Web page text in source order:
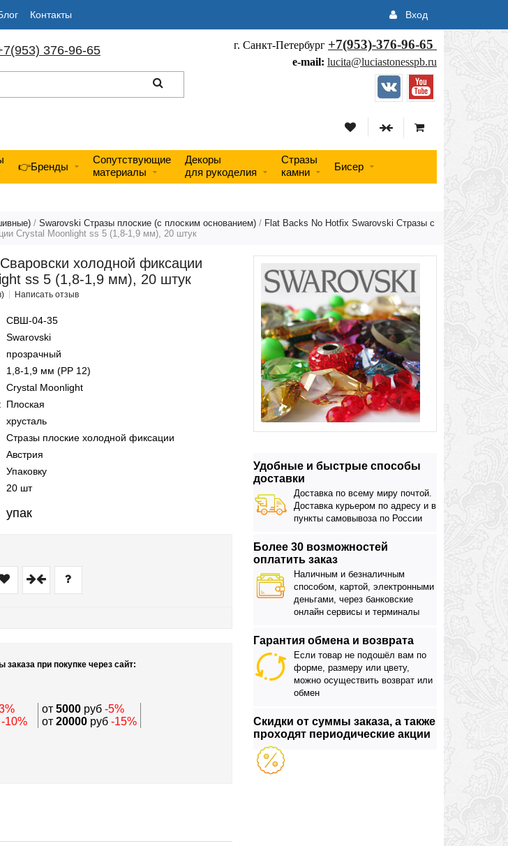
Контакты Вход
г. Санкт-Петербург +7(953)-376-96-65
e-mail: lucita@luciastonesspb.ru
376-96-65
👉Бренды
Сопутствующие
материалы
Декоры
для рукоделия
Стразы
камни
Бисер
/ Swarovski Стразы плоские (с плоским основанием) / Flat Backs No Hotfix Swarovski Стразы с
Crystal Moonlight ss 5 (1,8-1,9 мм), 20 штук
Удобные и быстрые способы
доставки
Доставка по всему миру почтой.
Доставка курьером по адресу и в
пункты самовывоза по России
Более 30 возможностей
оплатить заказ
Наличным и безналичным
способом, картой, электронными
деньгами, через банковские
онлайн сервисы и терминалы
Гарантия обмена и возврата
Если товар не подошёл вам по
форме, размеру или цвету,
можно осуществить возврат или
обмен
Скидки от суммы заказа, а также
проходят периодические акции
холодной фиксации
ss 5 (1,8-1,9 мм), 20 штук
Написать отзыв
СВШ-04-35
Swarovski
прозрачный
1,8-1,9 мм (PP 12)
Crystal Moonlight
Плоская
хрусталь
Стразы плоские холодной фиксации
Австрия
Упаковку
20 шт
упак
при покупке через сайт:
от 5000руб-5%
-10% от 20000руб -15%